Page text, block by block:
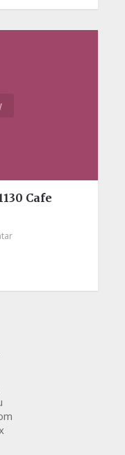
Cafe